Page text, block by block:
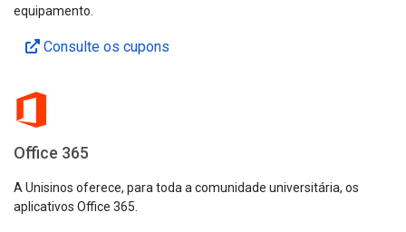
equipamento.
Consulte os cupons
Office 365
A Unisinos oferece, para toda a comunidade universitária, os
aplicativos Office 365.